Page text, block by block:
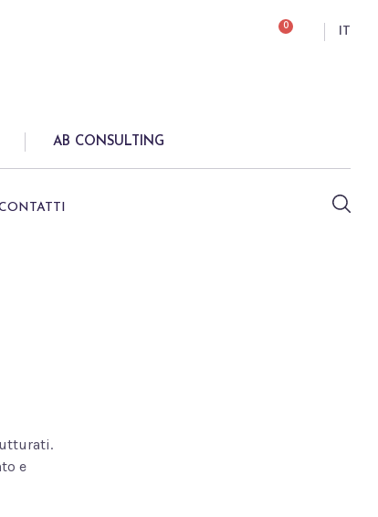
0 IT
AB CONSULTING
e